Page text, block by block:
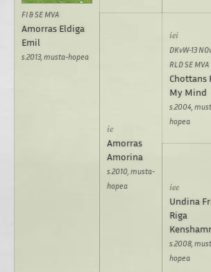
FI & SE MVA
Amorras Eldiga
Emil
s.2013, musta-hopea
Amorras
Amorina
s.2010, musta-
hopea
DKvW-13
RLD SE MVA
Chottans
My Mind
s.2004,
hopea
Undina
Riga
s.2008,
hopea